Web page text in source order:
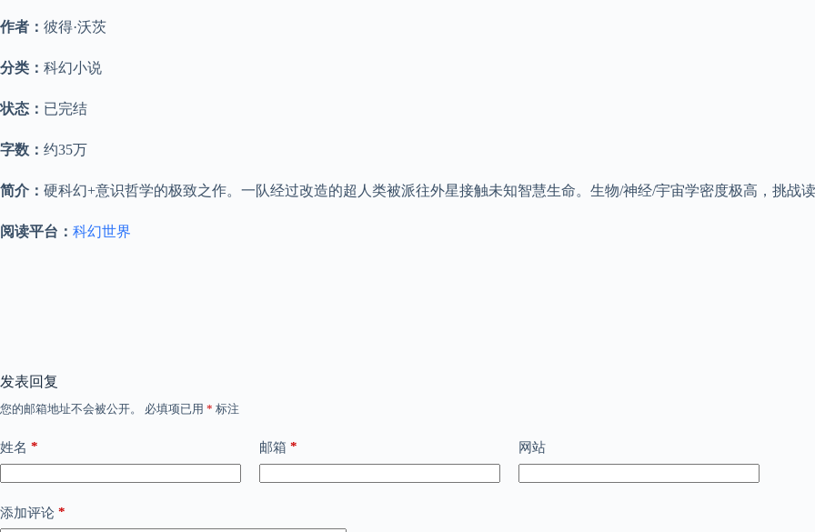
作者： 彼得·沃茨
分类： 科幻小说
状态： 已完结
字数： 约35万
简介： 硬科幻+意识哲学的极致之作。一队经过改造的超人类被派往外星接触未知智慧生命。生物/神经/宇宙学密度极高，挑战
阅读平台： 科幻世界
发表回复
您的邮箱地址不会被公开。 必填项已用 * 标注
姓名 * 邮箱 * 网站
添加评论 *